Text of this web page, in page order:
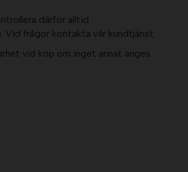
därför alltid
frågor kontakta vår kundtjänst.
vid köp om inget annat anges.